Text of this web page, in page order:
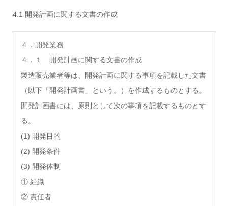
4.1 開発計画に関する文書の作成
４．開発業務
４．１ 開発計画に関する文書の作成
製造販売業者等は、開発計画に関する事項を記載した文書
（以下「開発計画書」という。）を作成するものとする。
開発計画書には、原則として次の事項を記載するものとす
る。
(1) 開発目的
(2) 開発条件
(3) 開発体制
① 組織
② 責任者